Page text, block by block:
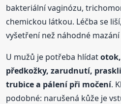
bakteriální vaginózu,
chemickou látkou. Léčba se
vyšetření než náhodné mazání
U mužů je potřeba hlídat
předkožky, zarudnutí,
trubice a pálení při močení.
podobné: narušená kůže je